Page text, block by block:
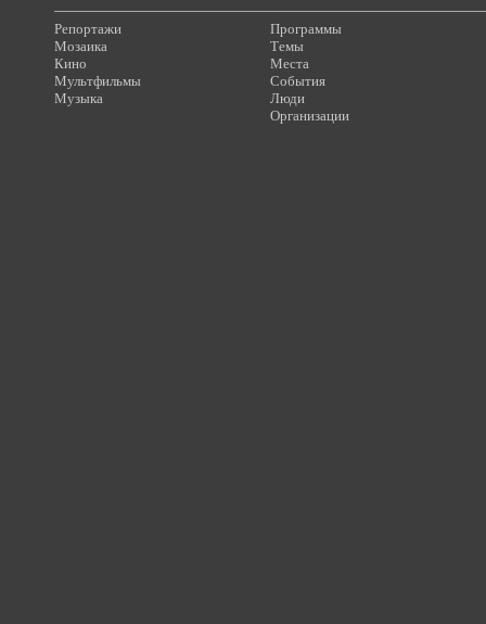
Репортажи
Мозаика
Кино
Мультфильмы
Музыка
Программы
Темы
Места
События
Люди
Организации